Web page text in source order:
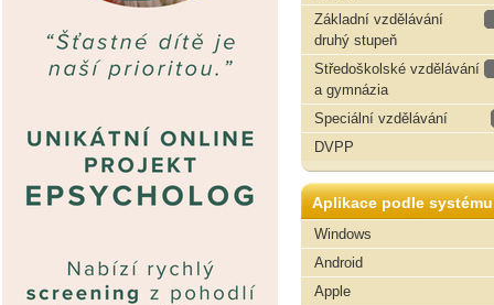
Základní vzdělávání
druhý stupeň
Středoškolské vzdělávání
a gymnázia
Speciální vzdělávání
DVPP
Aplikace podle systému
Windows
Android
Apple